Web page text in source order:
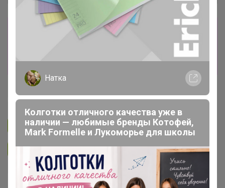
Сбор заказов в данной закупке
завершен
Перейти к текущей закупке
Happy Baby
Подписаться на закупку 299
Подписаться на организатора 3.7K
В архиве Собрано
Натка
Колготки отличного качества уже в
наличии — любимые бренды Котофей,
Mark Formelle и Лукоморье для школы